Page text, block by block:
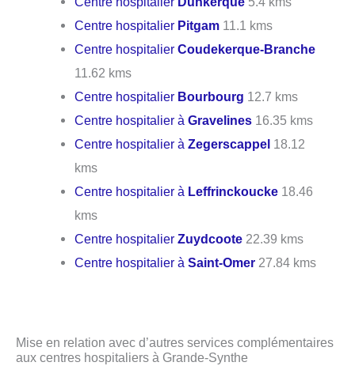
Centre hospitalier Pitgam 11.1 kms
Centre hospitalierCoudekerque-Branche
11.62 kms
Centre hospitalier Bourbourg 12.7 kms
Centre hospitalier àGravelines 16.35 kms
Centre hospitalier àZegerscappel 18.12
kms
Centre hospitalier à Leffrinckoucke 18.46
kms
Centre hospitalierZuydcoote 22.39 kms
Centre hospitalier àSaint-Omer 27.84 kms
Mise en relation avec d’autres services complémentaires
aux centres hospitaliers à Grande-Synthe